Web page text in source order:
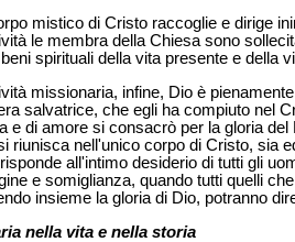
mistico di Cristo raccoglie e dirige
le membra della Chiesa sono
spirituali della vita presente e della
missionaria, infine, Dio è
salvatrice, che egli ha compiuto nel
e di amore si consacrò per la gloria
riunisca nell'unico corpo di Cristo, sia
all'intimo desiderio di tutti gli
e somiglianza, quando tutti quelli
insieme la gloria di Dio, potranno
nella vita e nella storia